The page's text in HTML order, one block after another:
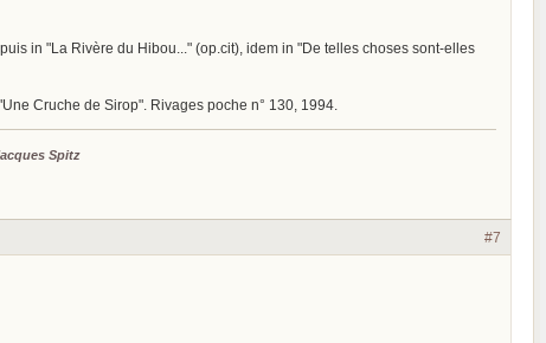
in "La Rivère du Hibou..." (op.cit), idem in "De telles choses sont-elles
Cruche de Sirop". Rivages poche n° 130, 1994.
Spitz
#7